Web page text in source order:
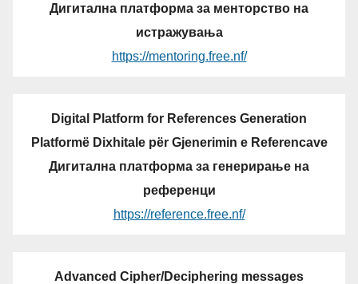
Дигитална платформа за менторство на
истражувања
https://mentoring.free.nf/
Digital Platform for References Generation
Platformë Dixhitale për Gjenerimin e Referencave
Дигитална платформа за генерирање на
референци
https://reference.free.nf/
Advanced Cipher/Deciphering messages